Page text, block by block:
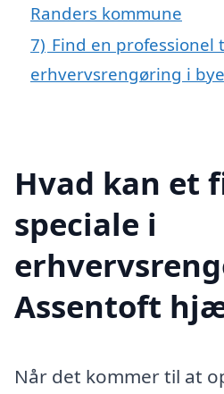
Randers kommune
7) Find en professionel
erhvervsrengøring i
Hvad kan et
speciale i
Assentoft
Når det kommer til at